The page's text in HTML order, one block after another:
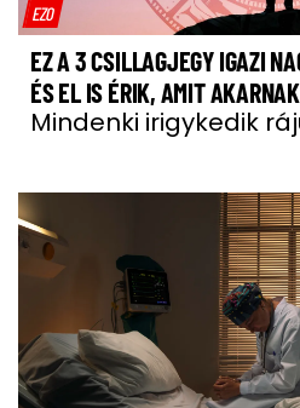
EZO
EZ A 3 CSILLAGJEGY IGAZI
ÉS EL IS ÉRIK, AMIT AKARNAK
Mindenki irigykedik